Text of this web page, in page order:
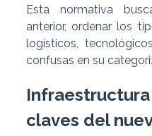
Esta normativa
anterior, ordenar los
logísticos,
confusas en su
claves del